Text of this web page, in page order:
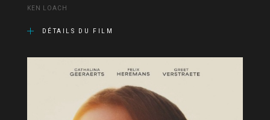
KEN LOACH
DÉTAILS DU FILM